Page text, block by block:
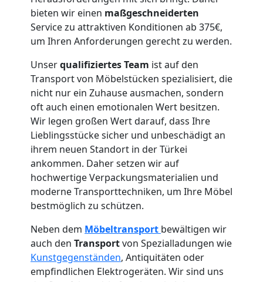
bieten wir einen maßgeschneiderten
Service zu attraktiven Konditionen ab 375€,
um Ihren Anforderungen gerecht zu werden.
Unserqualifiziertes Team ist auf den
Transport von Möbelstücken spezialisiert, die
nicht nur ein Zuhause ausmachen, sondern
oft auch einen emotionalen Wert besitzen.
Wir legen großen Wert darauf, dass Ihre
Lieblingsstücke sicher und unbeschädigt an
ihrem neuen Standort in der Türkei
ankommen. Daher setzen wir auf
hochwertige Verpackungsmaterialien und
moderne Transporttechniken, um Ihre Möbel
bestmöglich zu schützen.
Neben dem Möbeltransport bewältigen wir
auch den Transportvon Spezialladungen wie
Kunstgegenständen, Antiquitäten oder
empfindlichen Elektrogeräten. Wir sind uns
Tragehilfe
Wolfsberg
Kleiner
Umzug
Wolfsberg
Küchenumzug
Wolfsberg